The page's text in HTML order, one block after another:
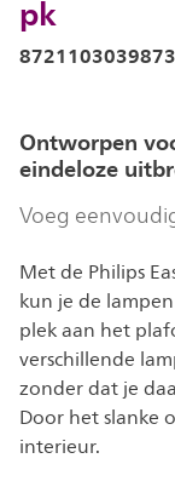
pk
8721103039873
Ontworpen
eindeloze
Voeg
Met de Philips
kun je de
plek aan het
verschillende
zonder dat je
Door het slanke
interieur.